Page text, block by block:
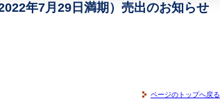
年7月29日満期）売出のお知らせ
ページのトップへ戻る